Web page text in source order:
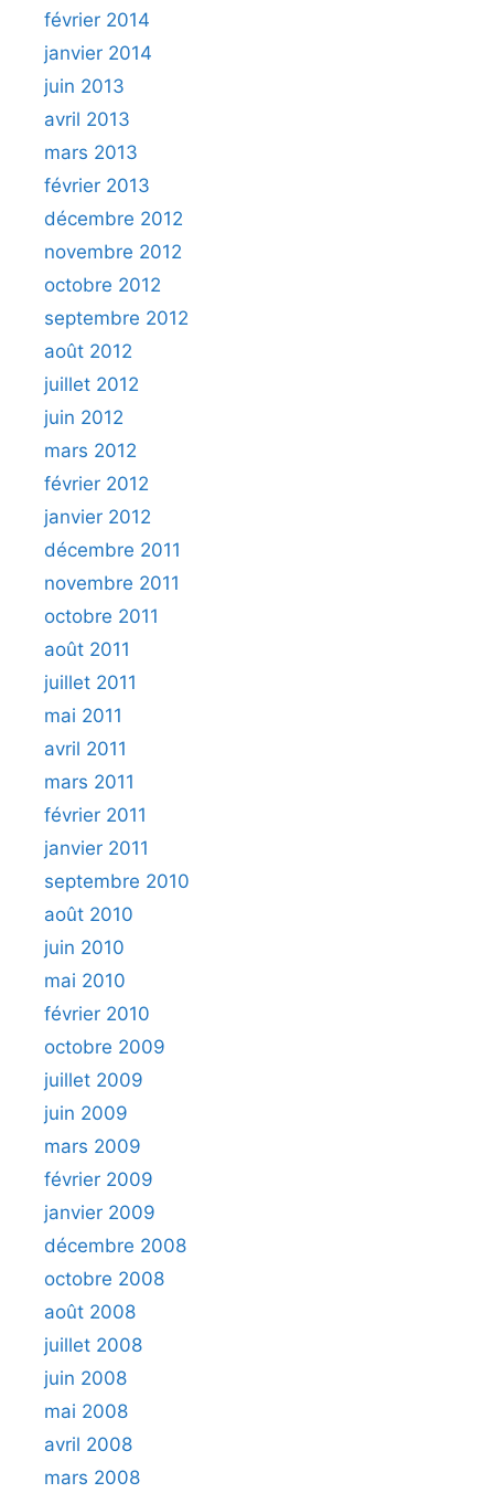
février 2014
janvier 2014
juin 2013
avril 2013
mars 2013
février 2013
décembre 2012
novembre 2012
octobre 2012
septembre 2012
août 2012
juillet 2012
juin 2012
mars 2012
février 2012
janvier 2012
décembre 2011
novembre 2011
octobre 2011
août 2011
juillet 2011
mai 2011
avril 2011
mars 2011
février 2011
janvier 2011
septembre 2010
août 2010
juin 2010
mai 2010
février 2010
octobre 2009
juillet 2009
juin 2009
mars 2009
février 2009
janvier 2009
décembre 2008
octobre 2008
août 2008
juillet 2008
juin 2008
mai 2008
avril 2008
mars 2008